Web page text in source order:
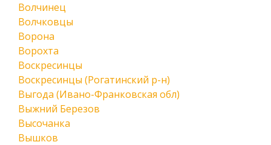
Волчинец
Волчковцы
Ворона
Ворохта
Воскресинцы
Воскресинцы (Рогатинский р-н)
Выгода (Ивано-Франковская обл)
Выжний Березов
Высочанка
Вышков